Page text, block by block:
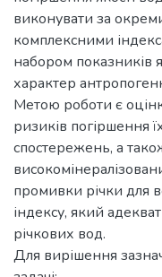
виконувати за
комплексними
набором показників
характер
Метою роботи є
ризиків погіршення
спостережень, а
промивки річки для
індексу, який
річкових вод.
Для вирішення